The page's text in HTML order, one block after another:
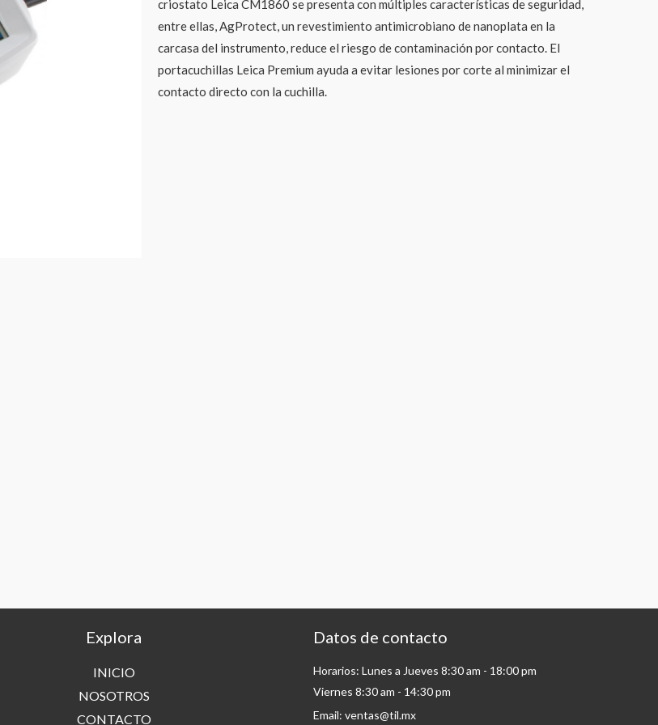
criostato Leica CM1860 se presenta con múltiples características de seguridad,
entre ellas, AgProtect, un revestimiento antimicrobiano de nanoplata en la
carcasa del instrumento, reduce el riesgo de contaminación por contacto. El
portacuchillas Leica Premium ayuda a evitar lesiones por corte al minimizar el
contacto directo con la cuchilla.
Explora
INICIO
NOSOTROS
CONTACTO
Datos de contacto
Horarios: Lunes a Jueves 8:30 am - 18:00 pm
Viernes 8:30 am - 14:30 pm
Email: ventas@til.mx